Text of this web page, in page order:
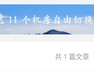
共 1 篇文章